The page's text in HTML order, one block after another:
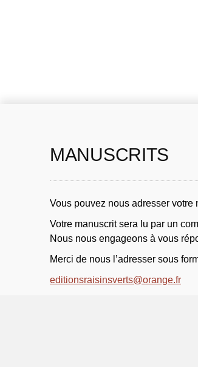
MANUSCRITS
Vous pouvez nous adresser
Votre manuscrit sera lu par un
Nous nous engageons à vous
Merci de nous l’adresser sous
editionsraisinsverts@orange.fr